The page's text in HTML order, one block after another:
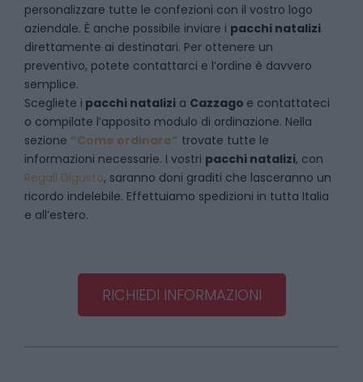
personalizzare tutte le confezioni con il vostro logo
aziendale. È anche possibile inviare i pacchi natalizi
direttamente ai destinatari. Per ottenere un
preventivo, potete contattarci e l’ordine è davvero
semplice.
Scegliete i pacchi natalizi a Cazzago e contattateci
o compilate l’apposito modulo di ordinazione. Nella
sezione “Come ordinare” trovate tutte le
informazioni necessarie. I vostri pacchi natalizi, con
Regali Digusto, saranno doni graditi che lasceranno un
ricordo indelebile. Effettuiamo spedizioni in tutta Italia
e all’estero.
RICHIEDI INFORMAZIONI